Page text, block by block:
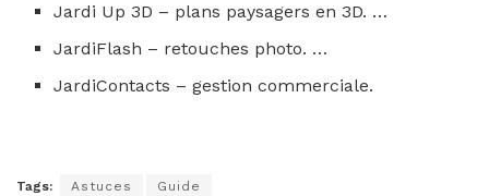
Jardi Up 3D – plans paysagers en 3D. …
JardiFlash – retouches photo. …
JardiContacts – gestion commerciale.
Tags: Astuces Guide